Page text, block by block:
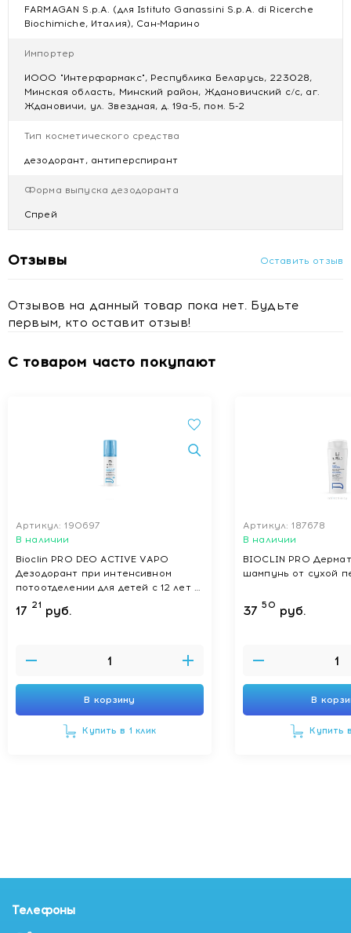
FARMAGAN S.p.A. (для Istituto Ganassini S.p.A. di Ricerche
Biochimiche, Италия), Сан-Марино
Импортер
ИООО "Интерфармакс", Республика Беларусь, 223028,
Минская область, Минский район, Ждановичский с/с, аг.
Ждановичи, ул. Звездная, д. 19а-5, пом. 5-2
Тип косметического средства
дезодорант, антиперспирант
Форма выпуска дезодоранта
Спрей
Отзывы Оставить отзыв
Отзывов на данный товар пока нет. Будьте
первым, кто оставит отзыв!
С товаром часто покупают
Артикул: 190697
В наличии
Bioclin PRO DEO ACTIVE VAPO
Дезодорант при интенсивном
потоотделении для детей с 12 лет и
взрослых 100 мл
17 21 руб.
В корзину
Купить в 1 клик
Артикул: 187678
В наличии
BIOCLIN PRO
шампунь от сухой
37 50 руб.
В
Купить
Телефоны